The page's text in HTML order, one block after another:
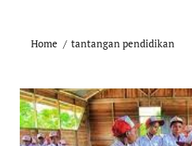
Home tantangan pendidikan